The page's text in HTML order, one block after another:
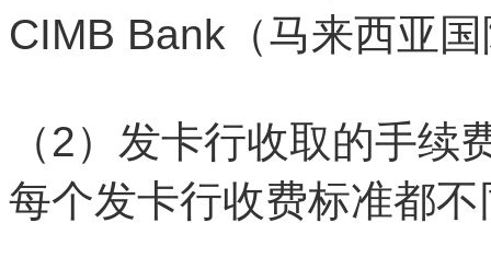
CIMB Bank（马来西亚
（2）发卡行收取的手续
每个发卡行收费标准都不